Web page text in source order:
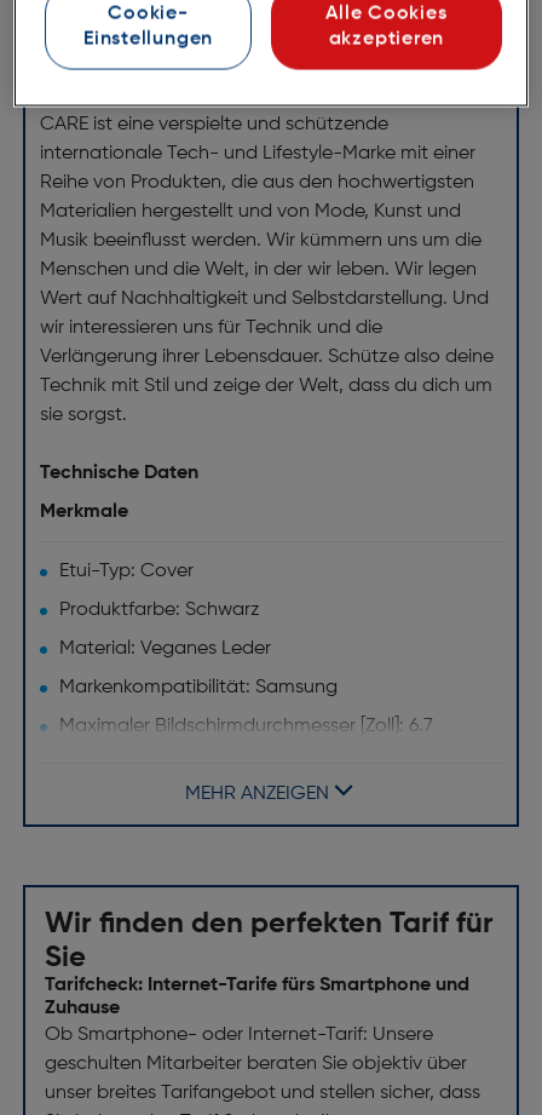
Vegane Lux-Leder-Handyhülle
Verbesserter Schutz für die Kamera
CARE ist eine verspielte und schützende
internationale Tech- und Lifestyle-Marke mit einer
Reihe von Produkten, die aus den hochwertigsten
Materialien hergestellt und von Mode, Kunst und
Musik beeinflusst werden. Wir kümmern uns um die
Menschen und die Welt, in der wir leben. Wir legen
Wert auf Nachhaltigkeit und Selbstdarstellung. Und
wir interessieren uns für Technik und die
Verlängerung ihrer Lebensdauer. Schütze also deine
Technik mit Stil und zeige der Welt, dass du dich um
sie sorgst.
Technische Daten
Merkmale
Etui-Typ: Cover
Produktfarbe: Schwarz
Material: Veganes Leder
Markenkompatibilität: Samsung
Maximaler Bildschirmdurchmesser [Zoll]: 6.7
MEHR ANZEIGEN
Wir finden den perfekten Tarif für
Sie
Tarifcheck: Internet-Tarife fürs Smartphone und
Zuhause
Ob Smartphone- oder Internet-Tarif: Unsere
geschulten Mitarbeiter beraten Sie objektiv über
unser breites Tarifangebot und stellen sicher, dass
Cookie-
Einstellungen
Alle Cookies
akzeptieren